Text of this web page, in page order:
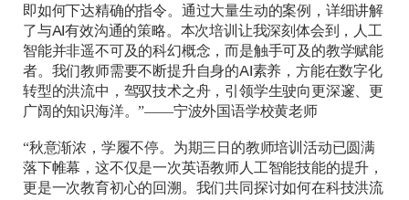
即如何下达精确的指令。通过大量生动的案例，详细讲解
了与AI有效沟通的策略。本次培训让我深刻体会到，人工
智能并非遥不可及的科幻概念，而是触手可及的教学赋能
者。我们教师需要不断提升自身的AI素养，方能在数字化
转型的洪流中，驾驭技术之舟，引领学生驶向更深邃、更
广阔的知识海洋。”——宁波外国语学校黄老师
“秋意渐浓，学履不停。为期三日的教师培训活动已圆满
落下帷幕，这不仅是一次英语教师人工智能技能的提升，
更是一次教育初心的回溯。我们共同探讨如何在科技洪流